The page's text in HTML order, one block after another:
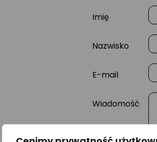
Imię
Nazwisko
E-mail
Wiadomość